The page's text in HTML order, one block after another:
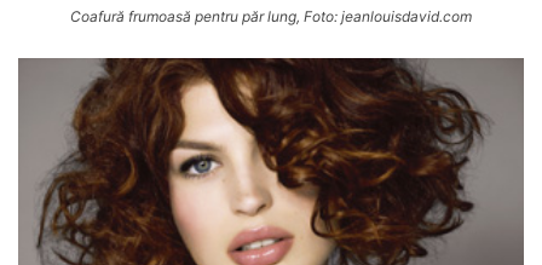
Coafură frumoasă pentru păr lung, Foto: jeanlouisdavid.com